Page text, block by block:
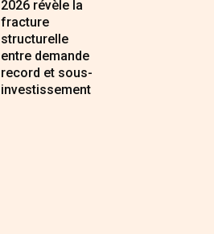
2026 révèle la
fracture
structurelle
entre demande
record et sous-
investissement